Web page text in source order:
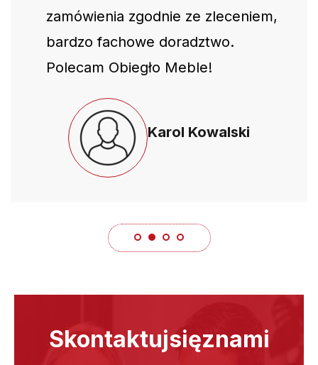
zamówienia zgodnie ze zleceniem,
bardzo fachowe doradztwo.
Polecam Obiegło Meble!
Karol Kowalski
Skontaktujsięznami